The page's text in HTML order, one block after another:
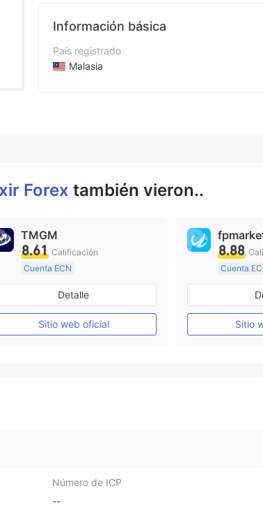
Información básica
País registrado
Malasia
Forex también vieron..
TMGM
8.61 Calificación
Cuenta ECN
De 10 a 15 años
Supervisión en Australia
Creación Mercado Forex (MM)
Licencia completa de MT4
Detalle
Sitio web oficial
8.88
Cuenta
Más de
Licencia
Sitio
Número de ICP
--